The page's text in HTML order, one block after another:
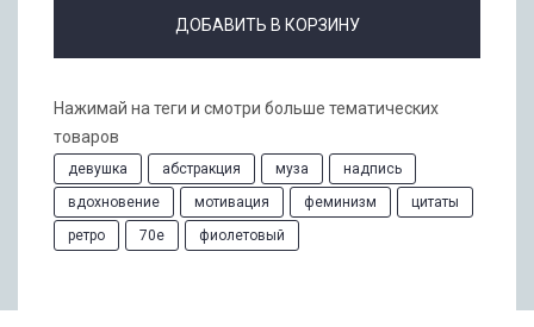
ДОБАВИТЬ В КОРЗИНУ
Нажимай на теги и смотри больше тематических
товаров
девушка абстракция муза
надпись
вдохновение
мотивация феминизм
цитаты
ретро
70е фиолетовый